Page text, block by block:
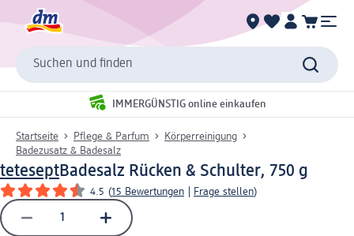
Suchen und finden
IMMERGÜNSTIG online einkaufen
Startseite Pflege & Parfum
Körperreinigung
Badezusatz & Badesalz
teteseptBadesalz Rücken & Schulter, 750 g
4.5 (15 Bewertungen Frage stellen)